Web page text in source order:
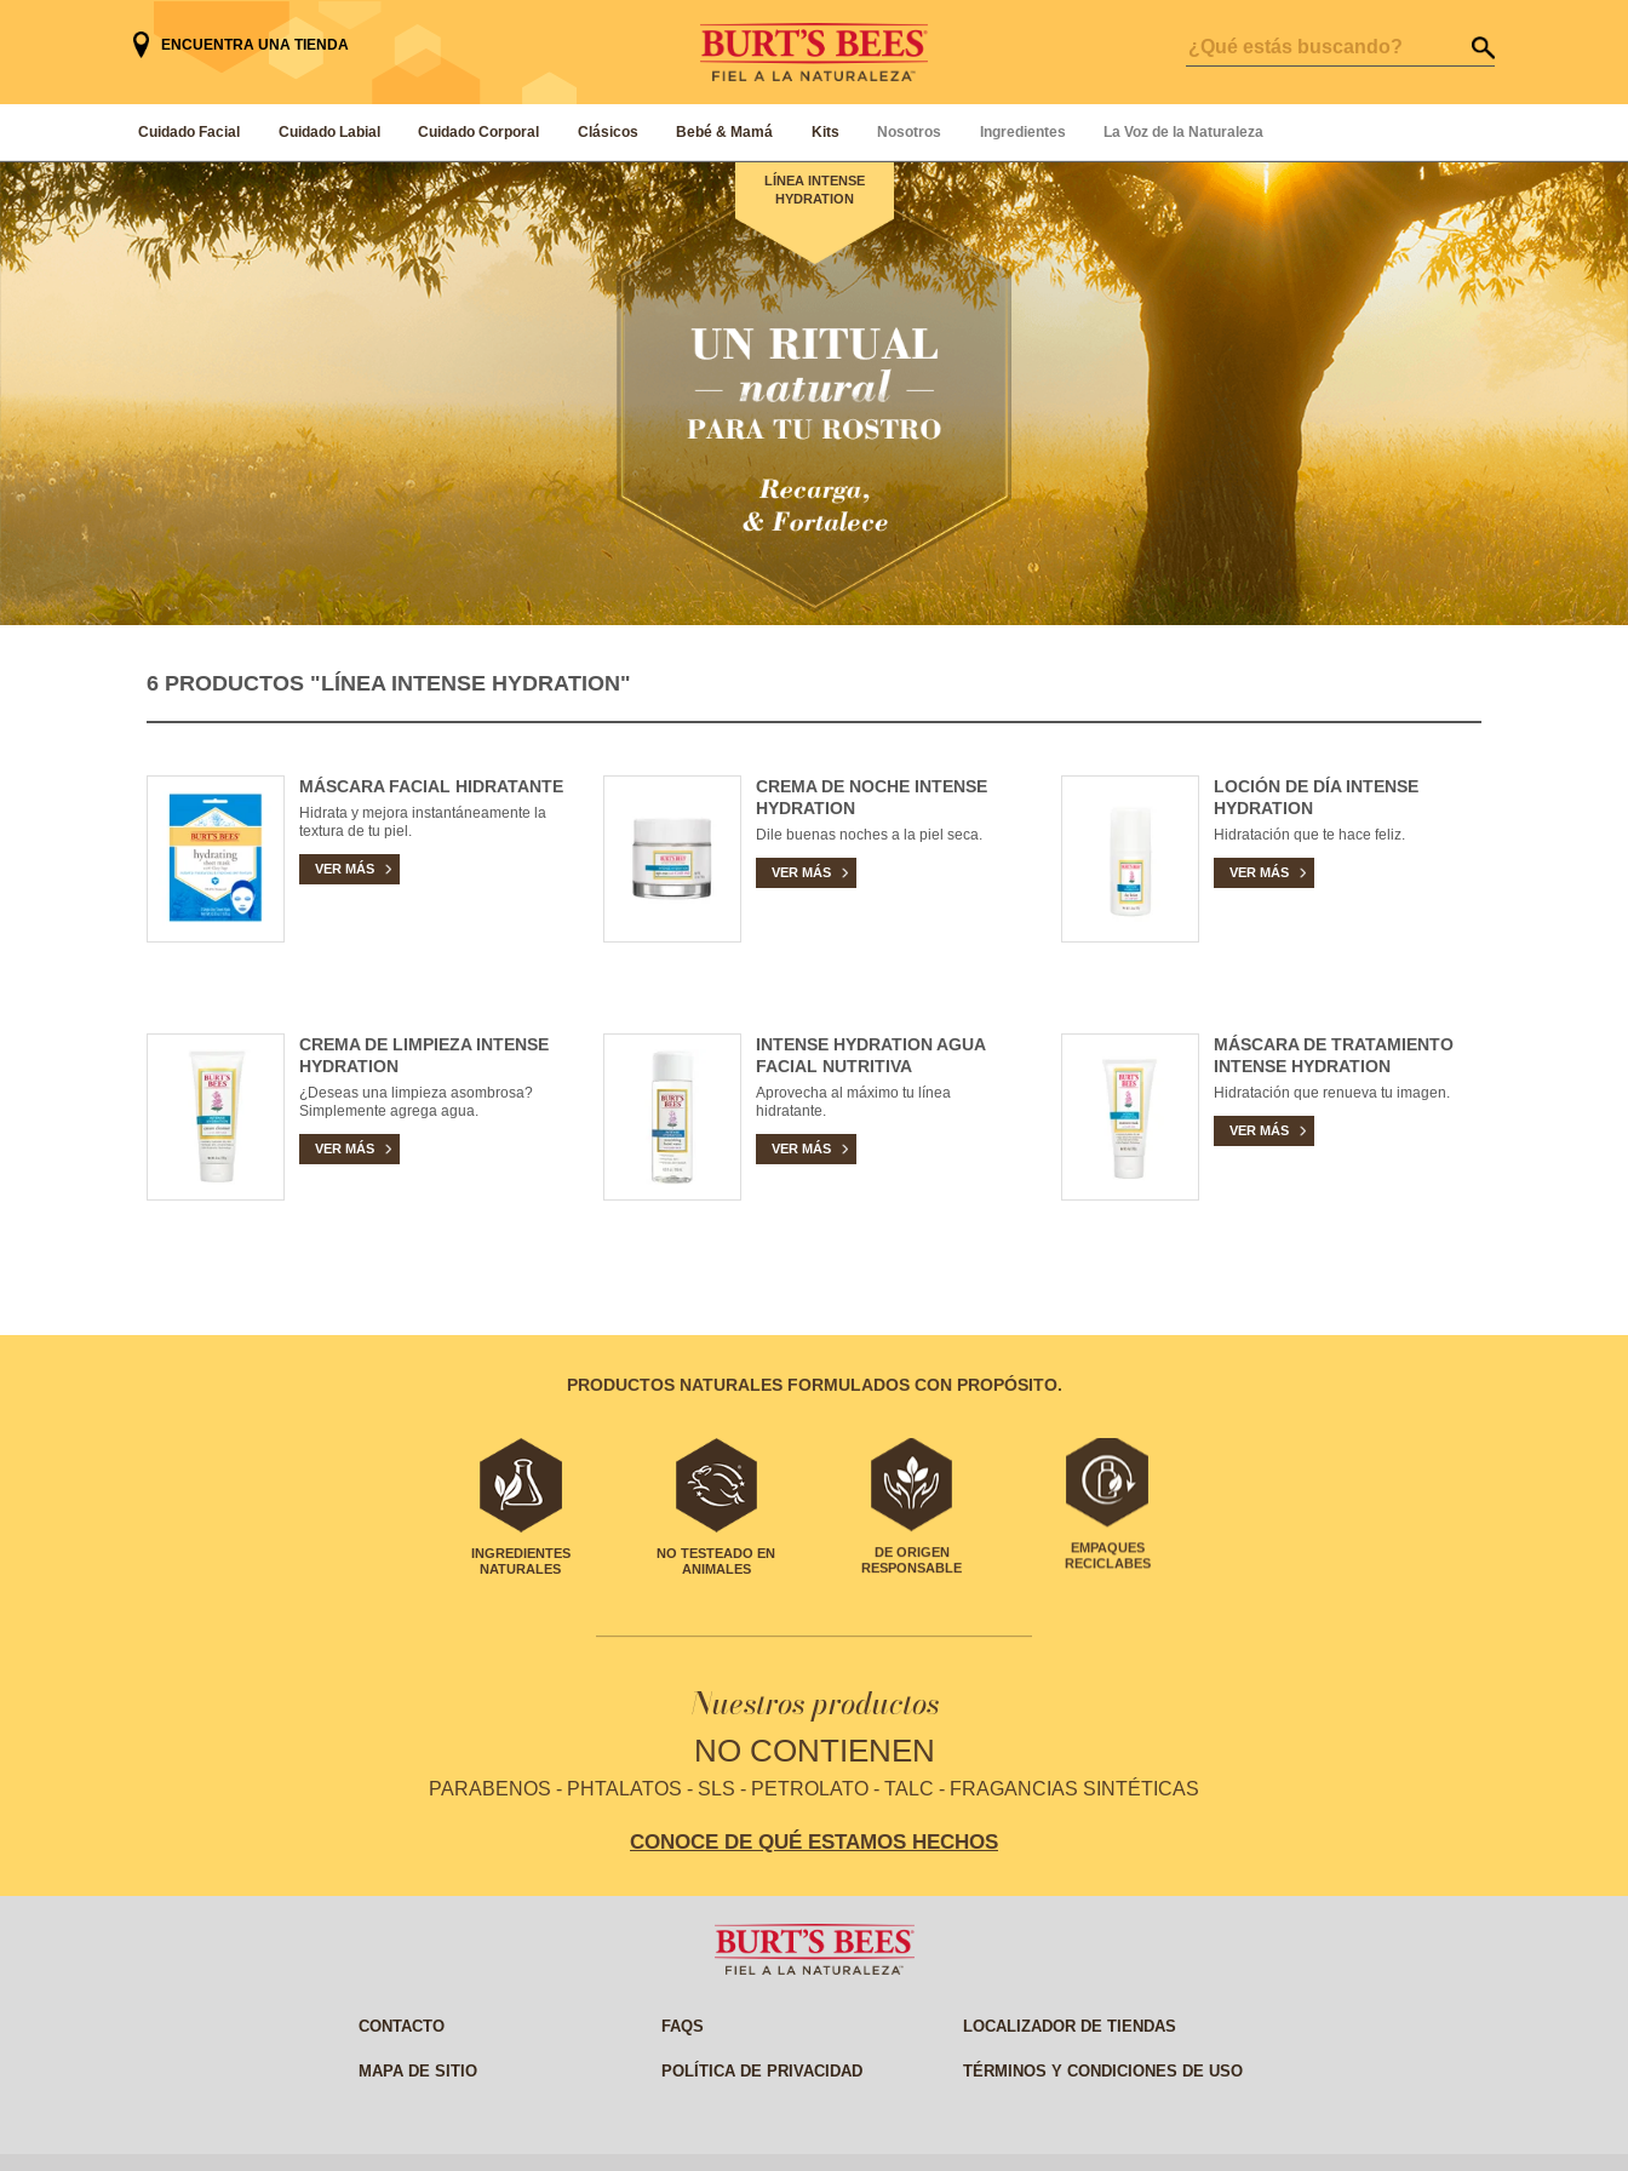
ENCUENTRA UNA TIENDA
Cuidado Facial Cuidado Labial Cuidado Corporal Clásicos Bebé & Mamá Kits Nosotros Ingredientes La Voz de la Naturaleza
LÍNEA INTENSE
HYDRATION
6 PRODUCTOS "LÍNEA INTENSE HYDRATION"
MÁSCARA FACIAL HIDRATANTE
Hidrata y mejora instantáneamente la
textura de tu piel.
VER MÁS
CREMA DE NOCHE INTENSE
HYDRATION
Dile buenas noches a la piel seca.
VER MÁS
LOCIÓN DE DÍA INTENSE
HYDRATION
Hidratación que te hace feliz.
VER MÁS
CREMA DE LIMPIEZA INTENSE
HYDRATION
¿Deseas una limpieza asombrosa?
Simplemente agrega agua.
VER MÁS
INTENSE HYDRATION AGUA
FACIAL NUTRITIVA
Aprovecha al máximo tu línea
hidratante.
VER MÁS
MÁSCARA DE TRATAMIENTO
INTENSE HYDRATION
Hidratación que renueva tu imagen.
VER MÁS
PRODUCTOS NATURALES FORMULADOS CON PROPÓSITO.
INGREDIENTES
NATURALES
NO TESTEADO EN
ANIMALES
DE ORIGEN
RESPONSABLE
EMPAQUES
RECICLABES
Nuestros productos
NO CONTIENEN
PARABENOS - PHTALATOS - SLS - PETROLATO - TALC - FRAGANCIAS SINTÉTICAS
CONOCE DE QUÉ ESTAMOS HECHOS
CONTACTO FAQS LOCALIZADOR DE TIENDAS
MAPA DE SITIO POLÍTICA DE PRIVACIDAD TÉRMINOS Y CONDICIONES DE USO